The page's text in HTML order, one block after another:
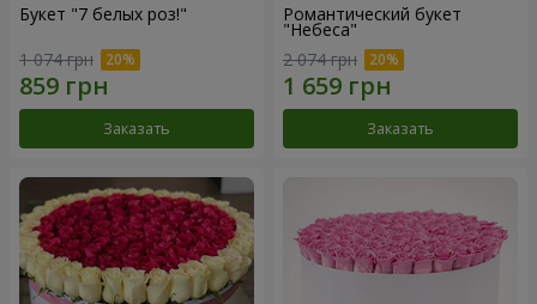
Букет "7 белых роз!"
1 074 грн
Заказать
Романтический букет
"Небеса"
2 074 грн
Заказать